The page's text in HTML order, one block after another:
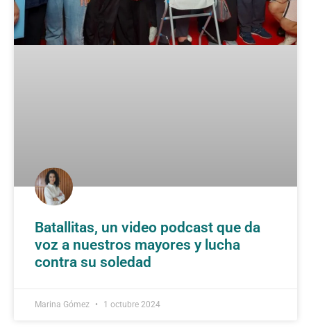
Batallitas, un video podcast que da
voz a nuestros mayores y lucha
contra su soledad
Marina Gómez 1 octubre 2024